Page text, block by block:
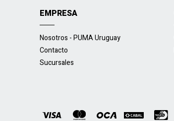
EMPRESA
Nosotros - PUMA Uruguay
Contacto
Sucursales